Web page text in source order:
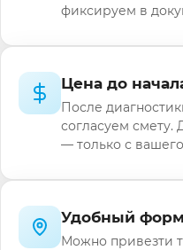
фиксируем в
Цена до
После
согласуем смету.
— только с
Удобный
Можно привезти